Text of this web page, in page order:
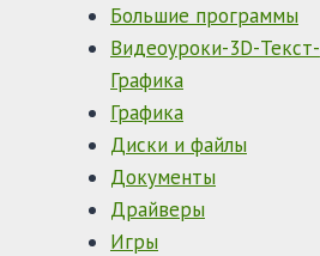
Большие программы
Видеоуроки-3D-Текст-
Графика
Графика
Диски и файлы
Документы
Драйверы
Игры